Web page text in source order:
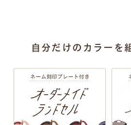
牛革ハイブリッド リアン
157オールドローズ
牛
自分だけのカラーを